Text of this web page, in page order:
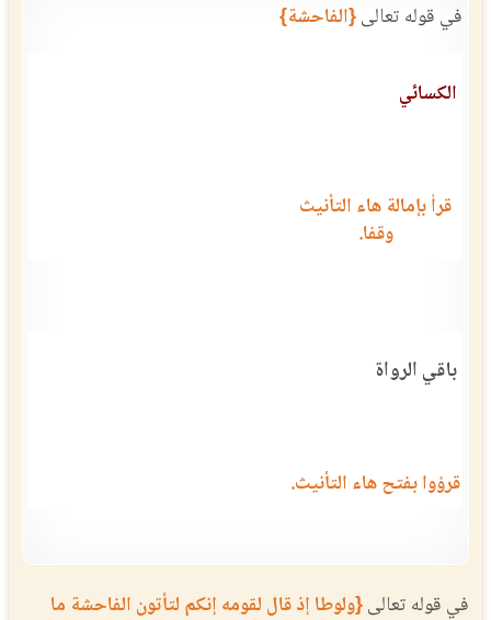
في قوله تعالى{الفاحشة}
الكسائي
قرأ بإمالة هاء التأنيث
وقفا.
باقي الرواة
قرؤوا بفتح هاء التأنيث.
في قوله تعالى{ولوطا إذ قال لقومه إنكم لتأتون الفاحشة ما